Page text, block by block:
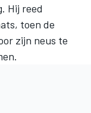
Hij reed
toen de
zijn neus te